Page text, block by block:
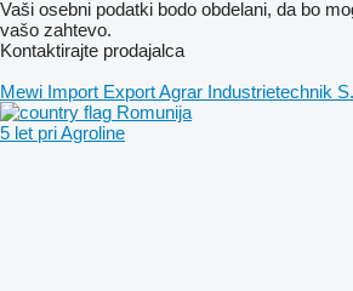
Vaši osebni podatki bodo obdelani, da bo
vašo zahtevo.
Kontaktirajte prodajalca
Mewi Import Export Agrar Industrietechnik
Romunija
5 let pri Agroline